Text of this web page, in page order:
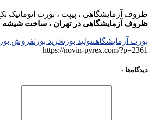
ظروف آزمایشگاهی ، پیپت ، بورت اتوماتیک
ظروف آزمایشگاهی در تهران ، ساخت شیشه
بورت آزمایشگاهیتولید بورتخرید بورتفروش
https://novin-pyrex.com/?p=2361
دیدگاه‌ها ۰